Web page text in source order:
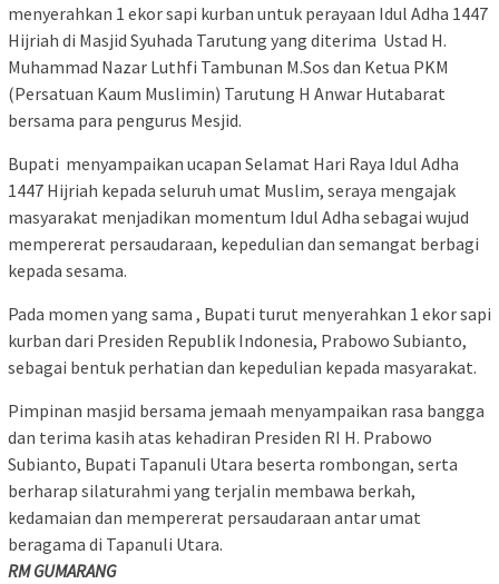
menyerahkan 1 ekor sapi kurban untuk perayaan Idul Adha 1447
Hijriah di Masjid Syuhada Tarutung yang diterima Ustad H.
Muhammad Nazar Luthfi Tambunan M.Sos dan Ketua PKM
(Persatuan Kaum Muslimin) Tarutung H Anwar Hutabarat
bersama para pengurus Mesjid.
Bupati menyampaikan ucapan Selamat Hari Raya Idul Adha
1447 Hijriah kepada seluruh umat Muslim, seraya mengajak
masyarakat menjadikan momentum Idul Adha sebagai wujud
mempererat persaudaraan, kepedulian dan semangat berbagi
kepada sesama.
Pada momen yang sama , Bupati turut menyerahkan 1 ekor sapi
kurban dari Presiden Republik Indonesia, Prabowo Subianto,
sebagai bentuk perhatian dan kepedulian kepada masyarakat.
Pimpinan masjid bersama jemaah menyampaikan rasa bangga
dan terima kasih atas kehadiran Presiden RI H. Prabowo
Subianto, Bupati Tapanuli Utara beserta rombongan, serta
berharap silaturahmi yang terjalin membawa berkah,
kedamaian dan mempererat persaudaraan antar umat
beragama di Tapanuli Utara.
RM GUMARANG